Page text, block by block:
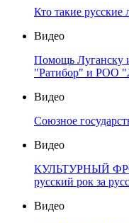
Кто такие
Видео
Помощь Луганску
"Ратибор" и РОО
Видео
Союзное
Видео
КУЛЬТУРНЫЙ
русский рок за
Видео